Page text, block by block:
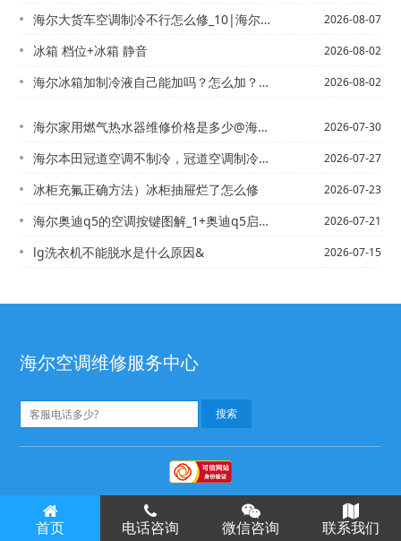
海尔大货车空调制冷不行怎么修_10|海尔大家好，我想自己做一个小型的空调制冷1.... 2026-08-07
冰箱 档位+冰箱 静音 2026-08-02
海尔冰箱加制冷液自己能加吗？怎么加？&冰箱上门加制冷剂需要多少钱 2026-08-02
海尔家用燃气热水器维修价格是多少@海尔家用燃气热水器维修价格是多少钱2027 2026-07-30
海尔本田冠道空调不制冷，冠道空调制冷怎么开）海尔本田凌派加多少雪种 2026-07-27
冰柜充氟正确方法）冰柜抽屉烂了怎么修 2026-07-23
海尔奥迪q5的空调按键图解_1+奥迪q5启动后空调自动开启，怎么取消空调自动开啊... 2026-07-21
lg洗衣机不能脱水是什么原因& 2026-07-15
海尔空调维修服务中心
海尔空调清洗 海尔空调维修
首页 电话咨询 微信咨询 联系我们